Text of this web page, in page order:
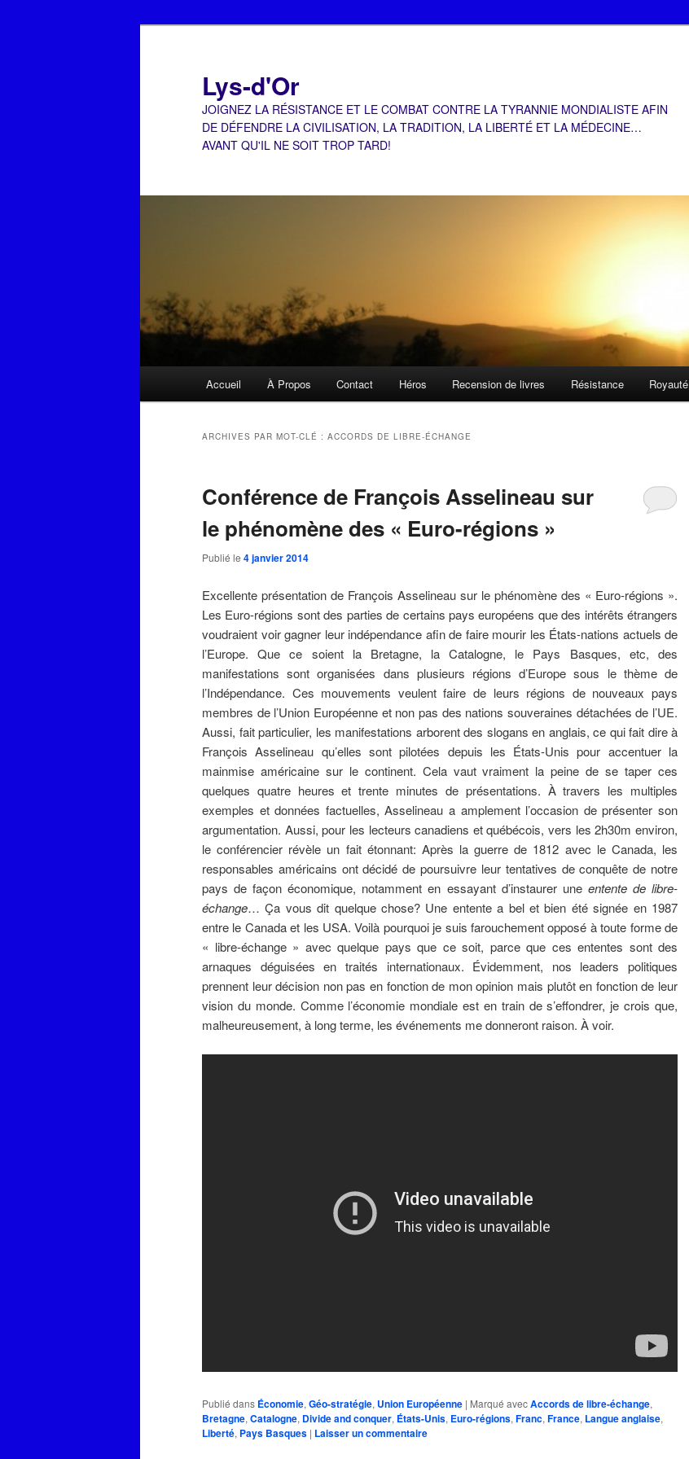
Lys-d'Or
JOIGNEZ LA RÉSISTANCE ET LE COMBAT CONTRE LA TYRANNIE MONDIALISTE AFIN
DE DÉFENDRE LA CIVILISATION, LA TRADITION, LA LIBERTÉ ET LA MÉDECINE…
AVANT QU'IL NE SOIT TROP TARD!
Accueil À Propos Contact Héros Recension de livres Résistance Royauté
ARCHIVES PAR MOT-CLÉ : ACCORDS DE LIBRE-ÉCHANGE
Conférence de François Asselineau sur
le phénomène des « Euro-régions »
Publié le 4 janvier 2014
Excellente présentation de François Asselineau sur le phénomène des « Euro-régions ».
Les Euro-régions sont des parties de certains pays européens que des intérêts étrangers
voudraient voir gagner leur indépendance afin de faire mourir les États-nations actuels de
l’Europe. Que ce soient la Bretagne, la Catalogne, le Pays Basques, etc, des
manifestations sont organisées dans plusieurs régions d’Europe sous le thème de
l’Indépendance. Ces mouvements veulent faire de leurs régions de nouveaux pays
membres de l’Union Européenne et non pas des nations souveraines détachées de l’UE.
Aussi, fait particulier, les manifestations arborent des slogans en anglais, ce qui fait dire à
François Asselineau qu’elles sont pilotées depuis les États-Unis pour accentuer la
mainmise américaine sur le continent. Cela vaut vraiment la peine de se taper ces
quelques quatre heures et trente minutes de présentations. À travers les multiples
exemples et données factuelles, Asselineau a amplement l’occasion de présenter son
argumentation. Aussi, pour les lecteurs canadiens et québécois, vers les 2h30m environ,
le conférencier révèle un fait étonnant: Après la guerre de 1812 avec le Canada, les
responsables américains ont décidé de poursuivre leur tentatives de conquête de notre
pays de façon économique, notamment en essayant d’instaurer une entente de libre-
échange… Ça vous dit quelque chose? Une entente a bel et bien été signée en 1987
entre le Canada et les USA. Voilà pourquoi je suis farouchement opposé à toute forme de
« libre-échange » avec quelque pays que ce soit, parce que ces ententes sont des
arnaques déguisées en traités internationaux. Évidemment, nos leaders politiques
prennent leur décision non pas en fonction de mon opinion mais plutôt en fonction de leur
vision du monde. Comme l’économie mondiale est en train de s’effondrer, je crois que,
malheureusement, à long terme, les événements me donneront raison. À voir.
Publié dans Économie, Géo-stratégie, Union Européenne | Marqué avecAccords de libre-échange,
Bretagne, Catalogne, Divide and conquer, États-Unis, Euro-régions, Franc, France, Langue anglaise,
Liberté, Pays Basques | Laisser un commentaire